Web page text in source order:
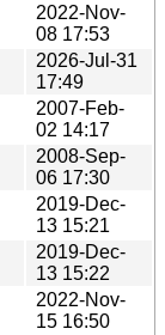
2022-Nov-
08 17:53
2026-Jul-31
17:49
2007-Feb-
02 14:17
2008-Sep-
06 17:30
2019-Dec-
13 15:21
2019-Dec-
13 15:22
2022-Nov-
15 16:50